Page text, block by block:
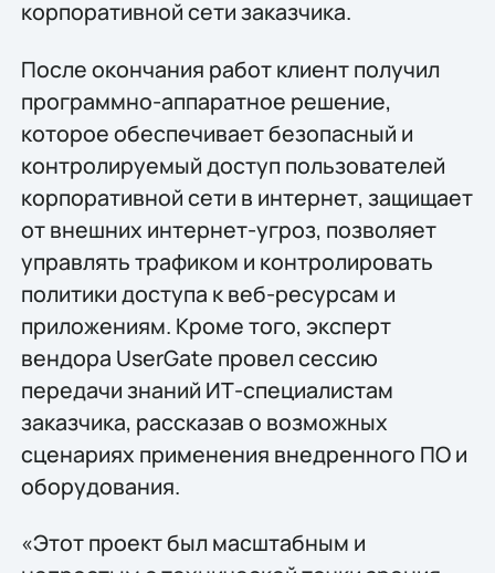
корпоративной сети заказчика.
После окончания работ клиент получил
программно-аппаратное решение,
которое обеспечивает безопасный и
контролируемый доступ пользователей
корпоративной сети в интернет, защищает
от внешних интернет-угроз, позволяет
управлять трафиком и контролировать
политики доступа к веб-ресурсам и
приложениям. Кроме того, эксперт
вендора UserGate провел сессию
передачи знаний ИТ-специалистам
заказчика, рассказав о возможных
сценариях применения внедренного ПО и
оборудования.
«Этот проект был масштабным и